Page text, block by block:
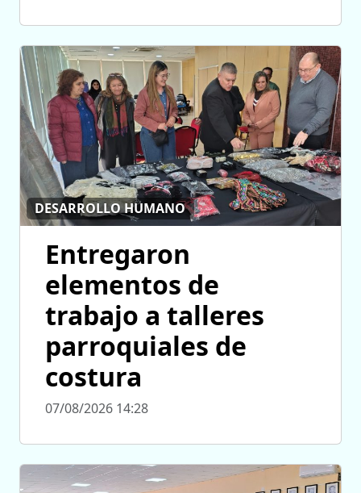
DESARROLLO HUMANO
Entregaron
elementos de
trabajo a talleres
parroquiales de
costura
07/08/2026 14:28